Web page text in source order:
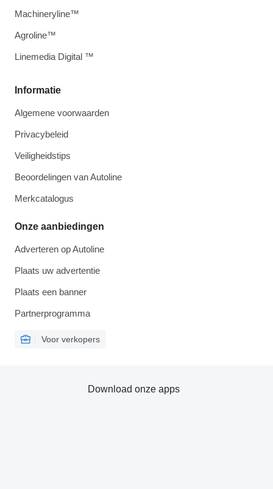
Informatie
Algemene voorwaarden
Privacybeleid
Veiligheidstips
Beoordelingen van Autoline
Merkcatalogus
Onze aanbiedingen
Adverteren op Autoline
Plaats uw advertentie
Plaats een banner
Partnerprogramma
Voor verkopers
Machineryline™
Agroline™
Linemedia Digital ™
Download onze apps